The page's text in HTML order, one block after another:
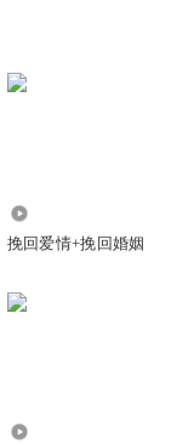
说下去
0
挽回爱情+挽回婚姻